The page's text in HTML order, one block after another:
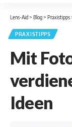
Lens-Aid > Blog> Praxistipps
PRAXISTIPPS
Mit
Ideen